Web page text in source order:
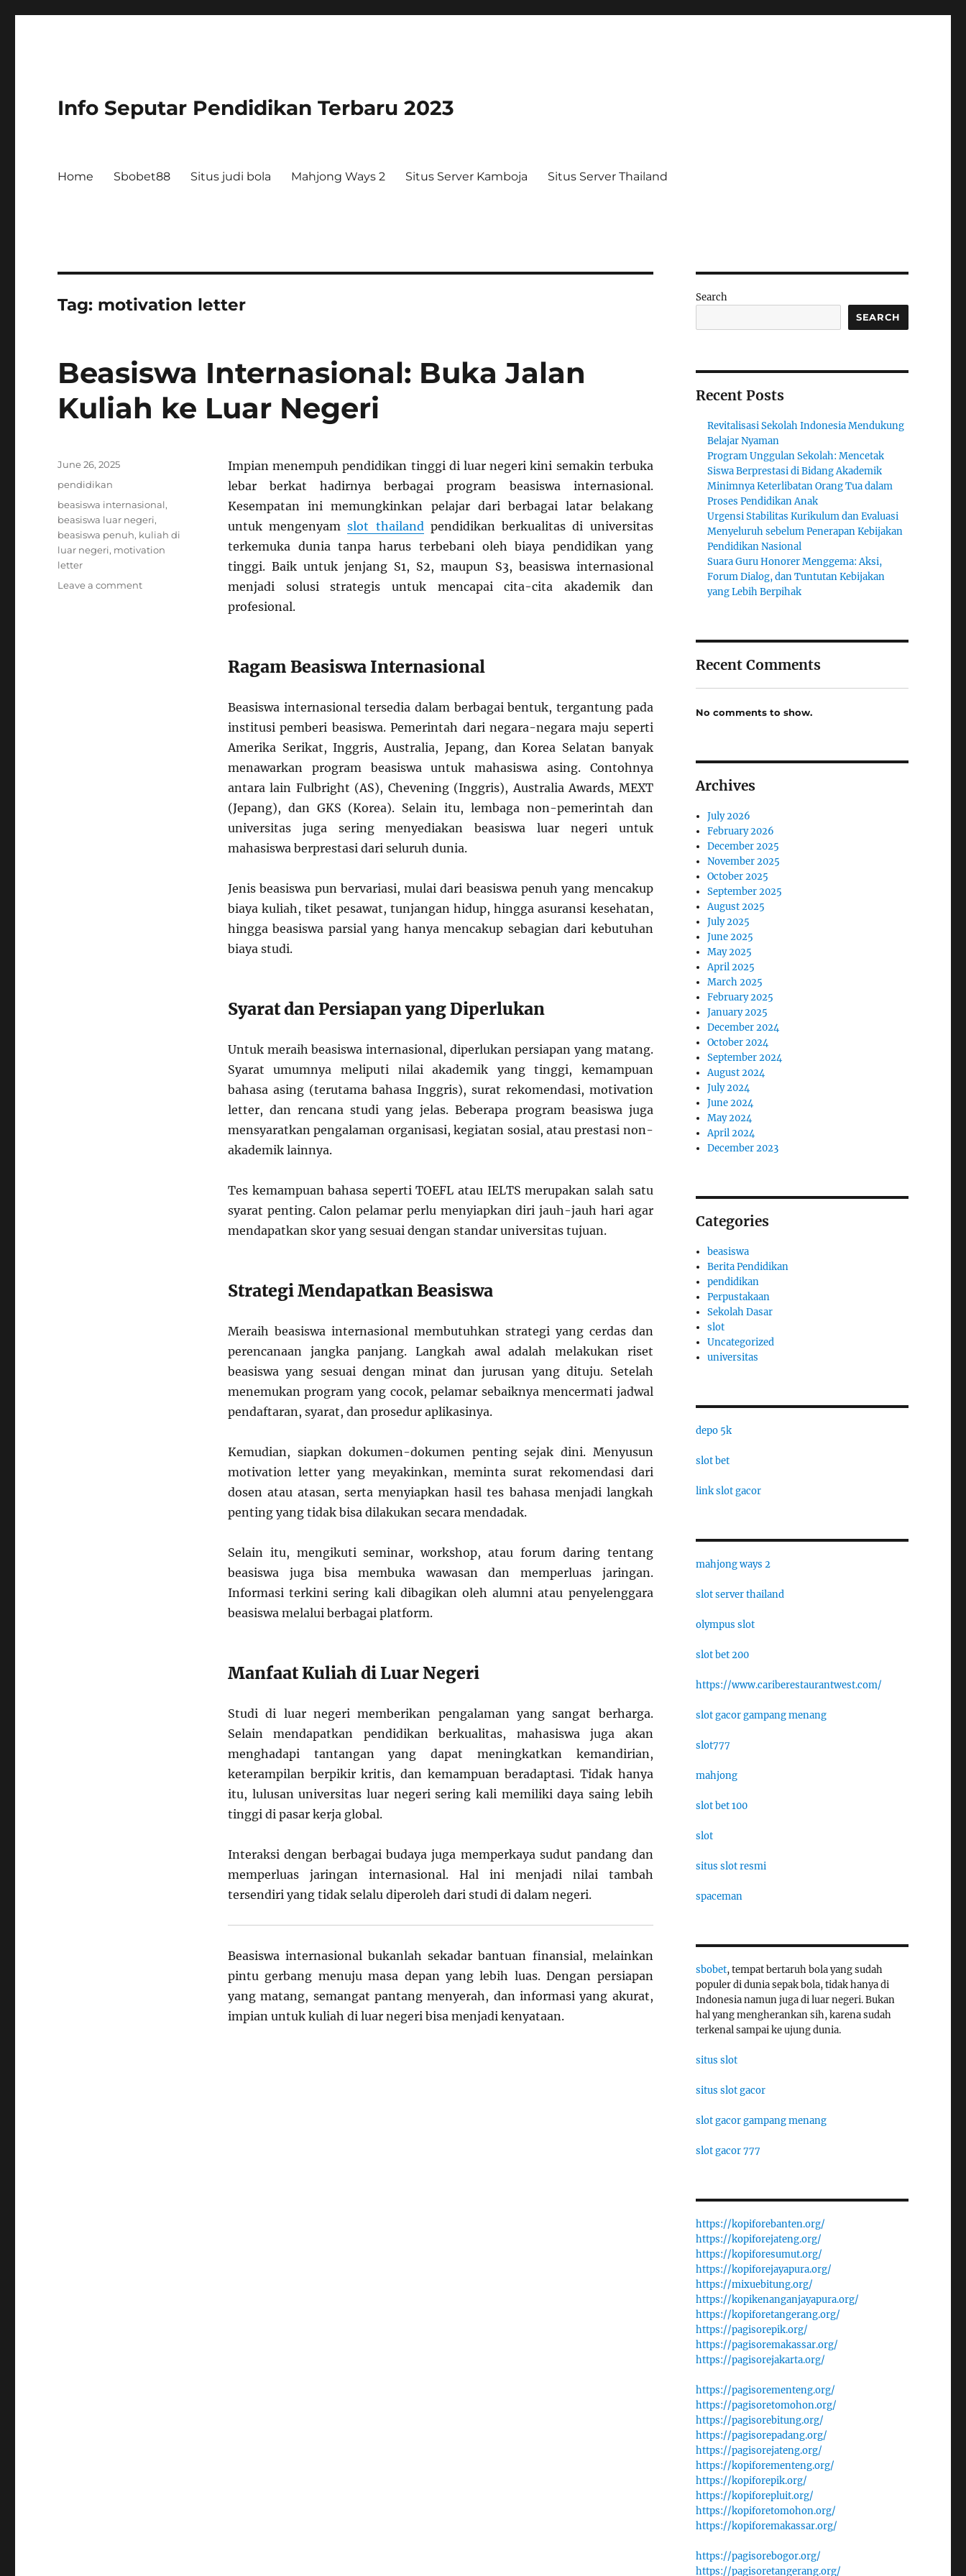
Info Seputar Pendidikan Terbaru 2023
Home Sbobet88 Situs judi bola Mahjong Ways 2 Situs Server Kamboja Situs Server Thailand
Tag: motivation letter
Beasiswa Internasional: Buka Jalan
Kuliah ke Luar Negeri
Impian menempuh pendidikan tinggi di luar negeri kini semakin terbuka
lebar berkat hadirnya berbagai program beasiswa internasional.
Kesempatan ini memungkinkan pelajar dari berbagai latar belakang
untuk mengenyamslot thailandpendidikan berkualitas di universitas
terkemuka dunia tanpa harus terbebani oleh biaya pendidikan yang
tinggi. Baik untuk jenjang S1, S2, maupun S3, beasiswa internasional
menjadi solusi strategis untuk mencapai cita-cita akademik dan
profesional.
Ragam Beasiswa Internasional
Beasiswa internasional tersedia dalam berbagai bentuk, tergantung pada
institusi pemberi beasiswa. Pemerintah dari negara-negara maju seperti
Amerika Serikat, Inggris, Australia, Jepang, dan Korea Selatan banyak
menawarkan program beasiswa untuk mahasiswa asing. Contohnya
antara lain Fulbright (AS), Chevening (Inggris), Australia Awards, MEXT
(Jepang), dan GKS (Korea). Selain itu, lembaga non-pemerintah dan
universitas juga sering menyediakan beasiswa luar negeri untuk
mahasiswa berprestasi dari seluruh dunia.
Jenis beasiswa pun bervariasi, mulai dari beasiswa penuh yang mencakup
biaya kuliah, tiket pesawat, tunjangan hidup, hingga asuransi kesehatan,
hingga beasiswa parsial yang hanya mencakup sebagian dari kebutuhan
biaya studi.
Syarat dan Persiapan yang Diperlukan
Untuk meraih beasiswa internasional, diperlukan persiapan yang matang.
Syarat umumnya meliputi nilai akademik yang tinggi, kemampuan
bahasa asing (terutama bahasa Inggris), surat rekomendasi, motivation
letter, dan rencana studi yang jelas. Beberapa program beasiswa juga
mensyaratkan pengalaman organisasi, kegiatan sosial, atau prestasi non-
akademik lainnya.
Tes kemampuan bahasa seperti TOEFL atau IELTS merupakan salah satu
syarat penting. Calon pelamar perlu menyiapkan diri jauh-jauh hari agar
mendapatkan skor yang sesuai dengan standar universitas tujuan.
Strategi Mendapatkan Beasiswa
Meraih beasiswa internasional membutuhkan strategi yang cerdas dan
perencanaan jangka panjang. Langkah awal adalah melakukan riset
beasiswa yang sesuai dengan minat dan jurusan yang dituju. Setelah
menemukan program yang cocok, pelamar sebaiknya mencermati jadwal
pendaftaran, syarat, dan prosedur aplikasinya.
Kemudian, siapkan dokumen-dokumen penting sejak dini. Menyusun
motivation letter yang meyakinkan, meminta surat rekomendasi dari
dosen atau atasan, serta menyiapkan hasil tes bahasa menjadi langkah
penting yang tidak bisa dilakukan secara mendadak.
Selain itu, mengikuti seminar, workshop, atau forum daring tentang
beasiswa juga bisa membuka wawasan dan memperluas jaringan.
Informasi terkini sering kali dibagikan oleh alumni atau penyelenggara
beasiswa melalui berbagai platform.
Manfaat Kuliah di Luar Negeri
Studi di luar negeri memberikan pengalaman yang sangat berharga.
Selain mendapatkan pendidikan berkualitas, mahasiswa juga akan
menghadapi tantangan yang dapat meningkatkan kemandirian,
keterampilan berpikir kritis, dan kemampuan beradaptasi. Tidak hanya
itu, lulusan universitas luar negeri sering kali memiliki daya saing lebih
tinggi di pasar kerja global.
Interaksi dengan berbagai budaya juga memperkaya sudut pandang dan
memperluas jaringan internasional. Hal ini menjadi nilai tambah
tersendiri yang tidak selalu diperoleh dari studi di dalam negeri.
Beasiswa internasional bukanlah sekadar bantuan finansial, melainkan
pintu gerbang menuju masa depan yang lebih luas. Dengan persiapan
yang matang, semangat pantang menyerah, dan informasi yang akurat,
impian untuk kuliah di luar negeri bisa menjadi kenyataan.
Posted
June 26, 2025
Categories
pendidikan
Tags
beasiswa internasional,
beasiswa luar negeri,
beasiswa penuh, kuliah di
luar negeri, motivation
letter
Leave a commenton
Search
SEARCH
Recent Posts
Revitalisasi Sekolah Indonesia Mendukung
Belajar Nyaman
Program Unggulan Sekolah: Mencetak
Siswa Berprestasi di Bidang Akademik
Minimnya Keterlibatan Orang Tua dalam
Proses Pendidikan Anak
Urgensi Stabilitas Kurikulum dan Evaluasi
Menyeluruh sebelum Penerapan Kebijakan
Pendidikan Nasional
Suara Guru Honorer Menggema: Aksi,
Forum Dialog, dan Tuntutan Kebijakan
yang Lebih Berpihak
Recent Comments
No comments to show.
Archives
July 2026
February 2026
December 2025
November 2025
October 2025
September 2025
August 2025
July 2025
June 2025
May 2025
April 2025
March 2025
February 2025
January 2025
December 2024
October 2024
September 2024
August 2024
July 2024
June 2024
May 2024
April 2024
December 2023
Categories
beasiswa
Berita Pendidikan
pendidikan
Perpustakaan
Sekolah Dasar
slot
Uncategorized
universitas
depo 5k
slot bet
link slot gacor
mahjong ways 2
slot server thailand
olympus slot
slot bet 200
https://www.cariberestaurantwest.com/
slot gacor gampang menang
slot777
mahjong
slot bet 100
slot
situs slot resmi
spaceman
sbobet, tempat bertaruh bola yang sudah
populer di dunia sepak bola, tidak hanya di
Indonesia namun juga di luar negeri. Bukan
hal yang mengherankan sih, karena sudah
terkenal sampai ke ujung dunia.
situs slot
situs slot gacor
slot gacor gampang menang
slot gacor 777
https://kopiforebanten.org/
https://kopiforejateng.org/
https://kopiforesumut.org/
https://kopiforejayapura.org/
https://mixuebitung.org/
https://kopikenanganjayapura.org/
https://kopiforetangerang.org/
https://pagisorepik.org/
https://pagisoremakassar.org/
https://pagisorejakarta.org/
https://pagisorementeng.org/
https://pagisoretomohon.org/
https://pagisorebitung.org/
https://pagisorepadang.org/
https://pagisorejateng.org/
https://kopiforementeng.org/
https://kopiforepik.org/
https://kopiforepluit.org/
https://kopiforetomohon.org/
https://kopiforemakassar.org/
https://pagisorebogor.org/
https://pagisoretangerang.org/